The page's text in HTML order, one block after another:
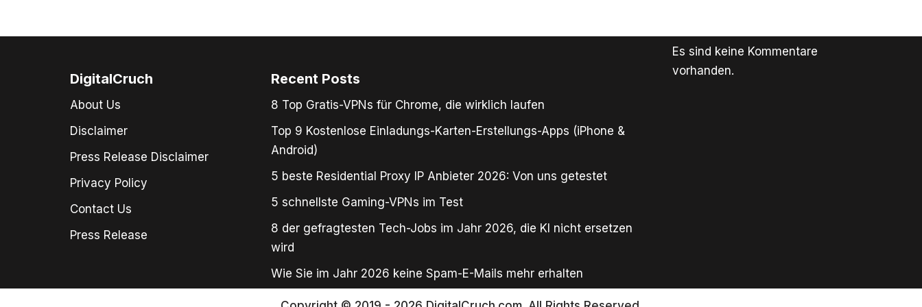
DigitalCruch
About Us
Disclaimer
Press Release Disclaimer
Privacy Policy
Contact Us
Press Release
Recent Posts
8 Top Gratis-VPNs für Chrome, die wirklich laufen
Top 9 Kostenlose Einladungs-Karten-Erstellungs-Apps (iPhone &
Android)
5 beste Residential Proxy IP Anbieter 2026: Von uns getestet
5 schnellste Gaming-VPNs im Test
8 der gefragtesten Tech-Jobs im Jahr 2026, die KI nicht ersetzen
wird
Wie Sie im Jahr 2026 keine Spam-E-Mails mehr erhalten
Es sind keine Kommentare
vorhanden.